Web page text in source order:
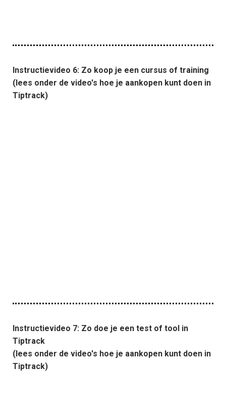
Instructievideo 6: Zo koop je een cursus of training
(lees onder de video's hoe je aankopen kunt doen in
Tiptrack)
Instructievideo 7: Zo doe je een test of tool in
Tiptrack
(lees onder de video's hoe je aankopen kunt doen in
Tiptrack)